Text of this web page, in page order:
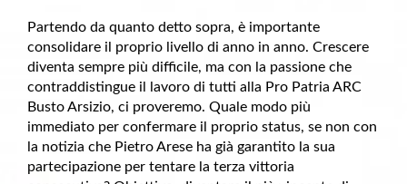
Partendo da quanto detto sopra, è importante
consolidare il proprio livello di anno in anno. Crescere
diventa sempre più difficile, ma con la passione che
contraddistingue il lavoro di tutti alla Pro Patria ARC
Busto Arsizio, ci proveremo. Quale modo più
immediato per confermare il proprio status, se non con
la notizia che Pietro Arese ha già garantito la sua
partecipazione per tentare la terza vittoria